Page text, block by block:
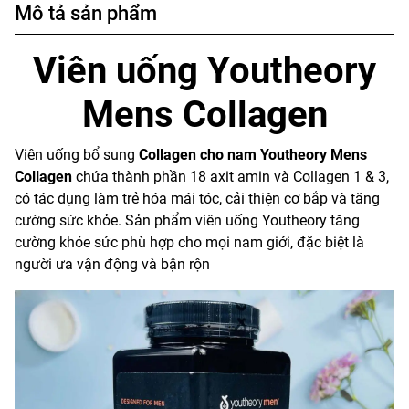
Mô tả sản phẩm
Viên uống Youtheory
Mens Collagen
Viên uống bổ sung Collagen cho nam Youtheory Mens
Collagen chứa thành phần 18 axit amin và Collagen 1 & 3,
có tác dụng làm trẻ hóa mái tóc, cải thiện cơ bắp và tăng
cường sức khỏe. Sản phẩm viên uống Youtheory tăng
cường khỏe sức phù hợp cho mọi nam giới, đặc biệt là
người ưa vận động và bận rộn